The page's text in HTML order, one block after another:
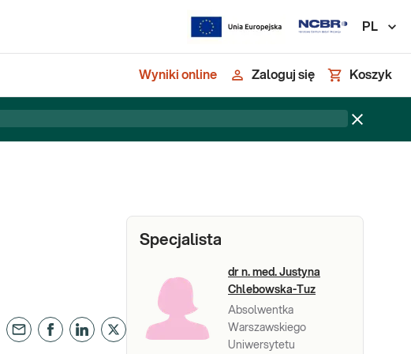
PL
Wyniki online Zaloguj się Koszyk
Specjalista
dr n. med. Justyna
Chlebowska-Tuz
Absolwentka
Warszawskiego
Uniwersytetu